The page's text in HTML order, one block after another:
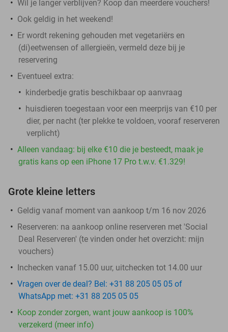
Wil je langer verblijven? Koop dan meerdere vouchers!
Ook geldig in het weekend!
Er wordt rekening gehouden met vegetariërs en
(di)eetwensen of allergieën, vermeld deze bij je
reservering
Eventueel extra:
kinderbedje gratis beschikbaar op aanvraag
huisdieren toegestaan voor een meerprijs van €10 per
dier, per nacht (ter plekke te voldoen, vooraf reserveren
verplicht)
Alleen vandaag: bij elke €10 die je besteedt, maak je
gratis kans op een iPhone 17 Pro t.w.v. €1.329!
Grote kleine letters
Geldig vanaf moment van aankoop t/m 16 nov 2026
Reserveren: na aankoop online reserveren met 'Social
Deal Reserveren' (te vinden onder het overzicht: mijn
vouchers)
Inchecken vanaf 15.00 uur, uitchecken tot 14.00 uur
Vragen over de deal? Bel: +31 88 205 05 05 of
WhatsApp met: +31 88 205 05 05
Koop zonder zorgen, want jouw aankoop is 100%
verzekerd (meer info)